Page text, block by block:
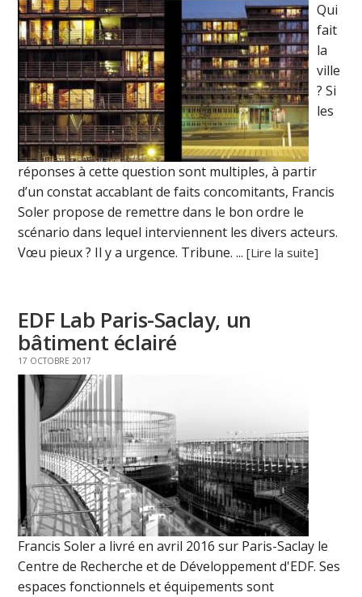
Qui
fait
la
ville
? Si
les
réponses à cette question sont multiples, à partir
d’un constat accablant de faits concomitants, Francis
Soler propose de remettre dans le bon ordre le
scénario dans lequel interviennent les divers acteurs.
Vœu pieux ? Il y a urgence. Tribune. ...[Lire la suite]
EDF Lab Paris-Saclay, un
bâtiment éclairé
17 OCTOBRE 2017
Francis Soler a livré en avril 2016 sur Paris-Saclay le
Centre de Recherche et de Développement d'EDF. Ses
espaces fonctionnels et équipements sont